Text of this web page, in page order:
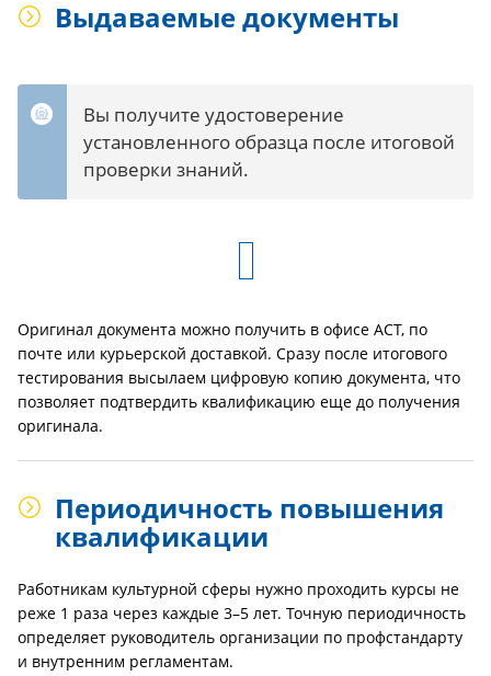
Выдаваемые документы
Вы получите удостоверение
установленного образца после итоговой
проверки знаний.
Оригинал документа можно получить в офисе АСТ, по
почте или курьерской доставкой. Сразу после итогового
тестирования высылаем цифровую копию документа, что
позволяет подтвердить квалификацию еще до получения
оригинала.
Периодичность повышения
квалификации
Работникам культурной сферы нужно проходить курсы не
реже 1 раза через каждые 3–5 лет. Точную периодичность
определяет руководитель организации по профстандарту
и внутренним регламентам.